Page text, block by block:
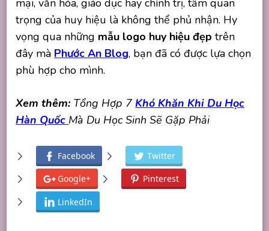
mại, văn hóa, giáo dục hay chính trị, tầm quan
trọng của huy hiệu là không thể phủ nhận. Hy
vọng qua những mẫu logo huy hiệu đẹp trên
đây mà Phước An Blog, bạn đã có được lựa chọn
phù hợp cho mình.
Xem thêm: Tổng Hợp 7 Khó Khăn Khi Du Học
Hàn Quốc Mà Du Học Sinh Sẽ Gặp Phải
Facebook Twitter
Google+ Pinterest
LinkedIn